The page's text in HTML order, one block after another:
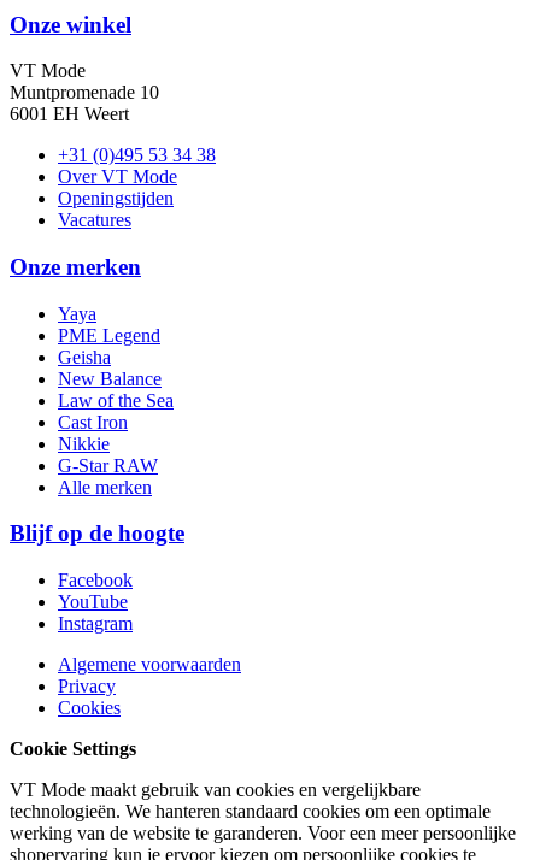
Onze winkel
VT Mode
Muntpromenade 10
6001 EH Weert
+31 (0)495 53 34 38
Over VT Mode
Openingstijden
Vacatures
Onze merken
Yaya
PME Legend
Geisha
New Balance
Law of the Sea
Cast Iron
Nikkie
G-Star RAW
Alle merken
Blijf op de hoogte
Facebook
YouTube
Instagram
Algemene voorwaarden
Privacy
Cookies
Cookie Settings
VT Mode maakt gebruik van cookies en vergelijkbare
technologieën. We hanteren standaard cookies om een optimale
werking van de website te garanderen. Voor een meer persoonlijke
shopervaring kun je ervoor kiezen om persoonlijke cookies te